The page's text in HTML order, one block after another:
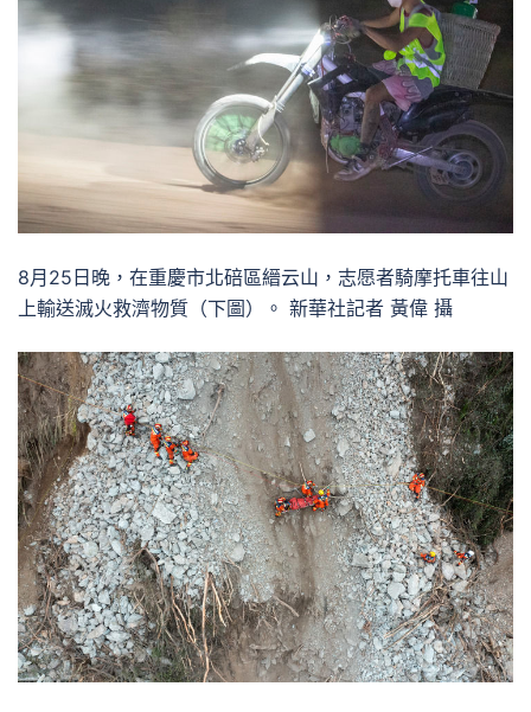
8月25日晚，在重慶市北碚區縉云山，志愿者騎摩托車往山
上輸送滅火救濟物質（下圖）。 新華社記者 黃偉 攝